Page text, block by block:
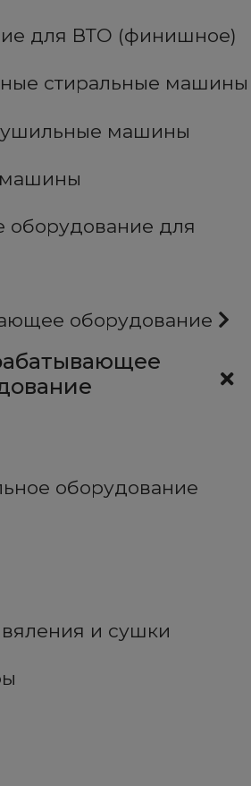
для ВТО (финишное)
стиральные машины
машины
оборудование для
оборудование
оборудование
и сушки